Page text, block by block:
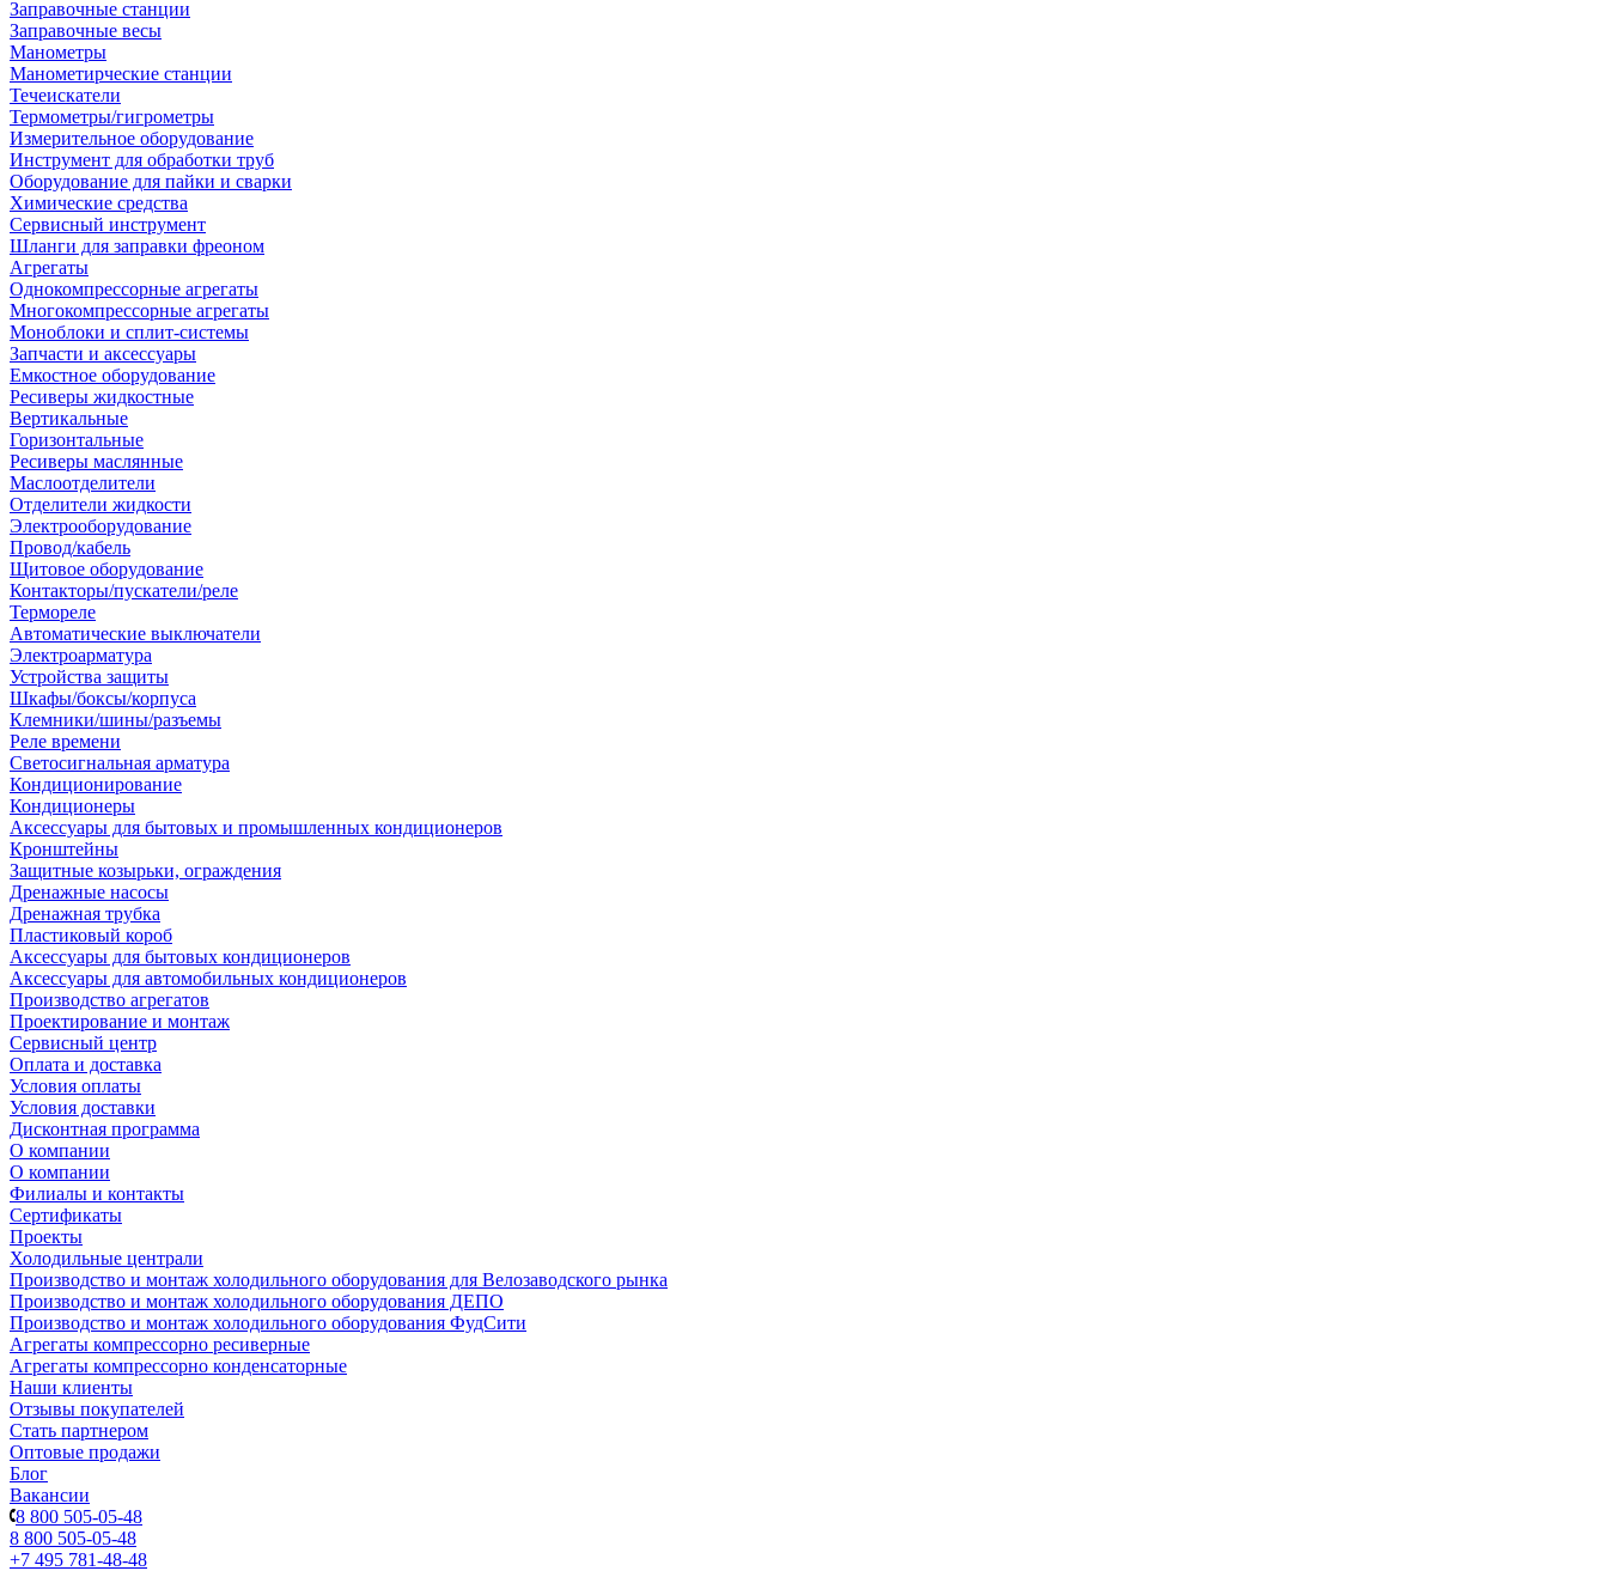
Заправочные станции
Заправочные весы
Манометры
Манометирческие станции
Течеискатели
Термометры/гигрометры
Измерительное оборудование
Инструмент для обработки труб
Оборудование для пайки и сварки
Химические средства
Сервисный инструмент
Шланги для заправки фреоном
Агрегаты
Однокомпрессорные агрегаты
Многокомпрессорные агрегаты
Моноблоки и сплит-системы
Запчасти и аксессуары
Емкостное оборудование
Ресиверы жидкостные
Вертикальные
Горизонтальные
Ресиверы маслянные
Маслоотделители
Отделители жидкости
Электрооборудование
Провод/кабель
Щитовое оборудование
Контакторы/пускатели/реле
Термореле
Автоматические выключатели
Электроарматура
Устройства защиты
Шкафы/боксы/корпуса
Клемники/шины/разъемы
Реле времени
Светосигнальная арматура
Кондиционирование
Кондиционеры
Аксессуары для бытовых и промышленных кондиционеров
Кронштейны
Защитные козырьки, ограждения
Дренажные насосы
Дренажная трубка
Пластиковый короб
Аксессуары для бытовых кондиционеров
Аксессуары для автомобильных кондиционеров
Производство агрегатов
Проектирование и монтаж
Сервисный центр
Оплата и доставка
Условия оплаты
Условия доставки
Дисконтная программа
О компании
О компании
Филиалы и контакты
Сертификаты
Проекты
Холодильные централи
Производство и монтаж холодильного оборудования для Велозаводского рынка
Производство и монтаж холодильного оборудования ДЕПО
Производство и монтаж холодильного оборудования ФудСити
Агрегаты компрессорно ресиверные
Агрегаты компрессорно конденсаторные
Наши клиенты
Отзывы покупателей
Стать партнером
Оптовые продажи
Блог
Вакансии
8 800 505-05-48
8 800 505-05-48
+7 495 781-48-48